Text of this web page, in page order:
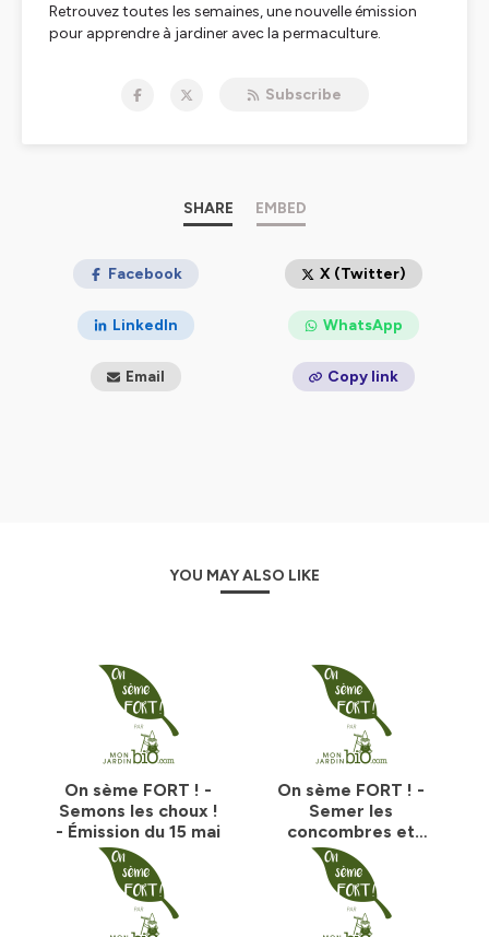
Retrouvez toutes les semaines, une nouvelle émission
pour apprendre à jardiner avec la permaculture.
Subscribe
SHARE EMBED
Facebook X (Twitter)
LinkedIn WhatsApp
Email Copy link
YOU MAY ALSO LIKE
On sème FORT ! -
Semons les choux !
- Émission du 15 mai
On sème FORT ! -
Semer les
concombres et
melon en pleine
terre ? - Émission
du 8 mai